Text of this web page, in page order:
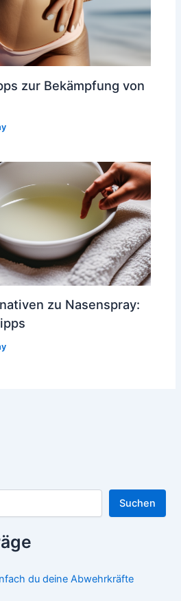
zur Bekämpfung von
zu Nasenspray:
Suchen
du deine Abwehrkräfte